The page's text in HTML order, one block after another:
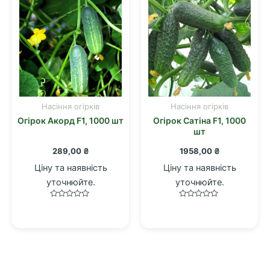
Насіння огірків
Огірок Акорд F1, 1000 шт
289,00 ₴
Ціну та наявність
уточнюйте.
Насіння огірків
Огірок Сатіна F1, 1000
шт
1958,00 ₴
Ціну та наявність
уточнюйте.